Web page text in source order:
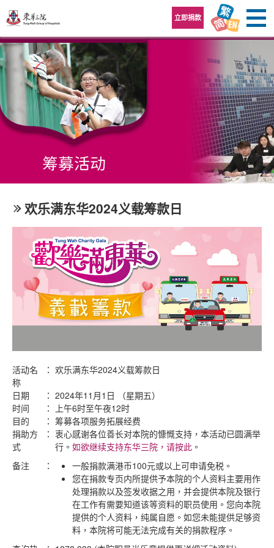
立即捐款
欢乐满东华2024义载筹款日
活动名
称
： 欢乐满东华2024义载筹款日
日期 ： 2024年11月1日 （星期五）
时间
：
上午6时至午夜12时
目的
： 筹募各项服务拓展经费
捐助方
式
： 衷心感谢各位善长对本院的慷慨支持，本活动已圆满举
行。 如欲继续支持东华三院，请按此 。
备注
：
一般捐款满港币100元或以上可申请免税。
您在捐款专页内所提供予本院的个人资料主要用作
处理捐款以及签发收据之用，并会提供本院及银行
在工作有需要知道该等资料的职员使用。您向本院
提供的个人资料，纯属自愿。如您未能提供足够资
料，本院将可能无法完成有关的捐款程序。